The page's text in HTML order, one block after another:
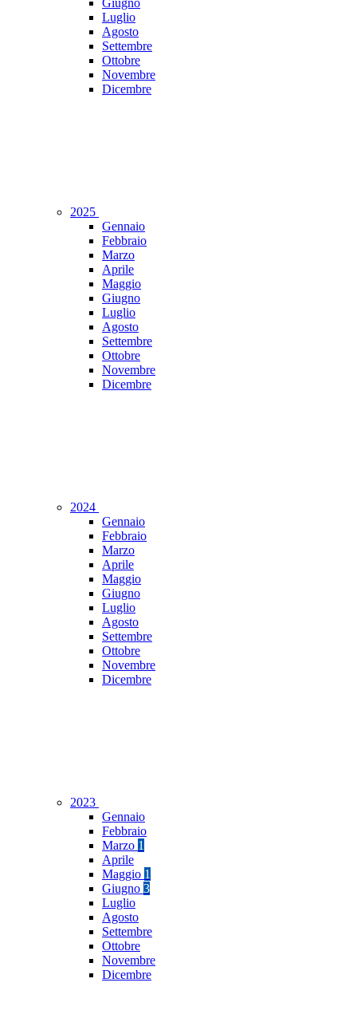
Giugno
Luglio
Agosto
Settembre
Ottobre
Novembre
Dicembre
2025
Gennaio
Febbraio
Marzo
Aprile
Maggio
Giugno
Luglio
Agosto
Settembre
Ottobre
Novembre
Dicembre
2024
Gennaio
Febbraio
Marzo
Aprile
Maggio
Giugno
Luglio
Agosto
Settembre
Ottobre
Novembre
Dicembre
2023
Gennaio
Febbraio
Marzo 1
Aprile
Maggio 1
Giugno 3
Luglio
Agosto
Settembre
Ottobre
Novembre
Dicembre